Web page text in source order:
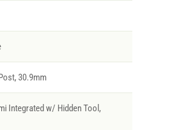
30.9mm
Integrated w/ Hidden Tool,